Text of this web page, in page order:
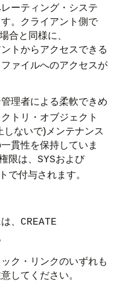
ーティング・システ
。クライアント側で
合と同様に、
トからアクセスできる
ァイルへのアクセスが
理者による柔軟できめ
トリ・オブジェクト
ないで)メンテナンス
貫性を保持していま
限は、 SYSおよび
で付与されます。
、
CREATE
ク・リンクのいずれも
してください。